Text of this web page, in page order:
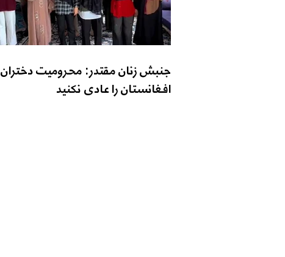
جنبش زنان مقتدر: محرومیت دختران
افغانستان را عادی نکنید